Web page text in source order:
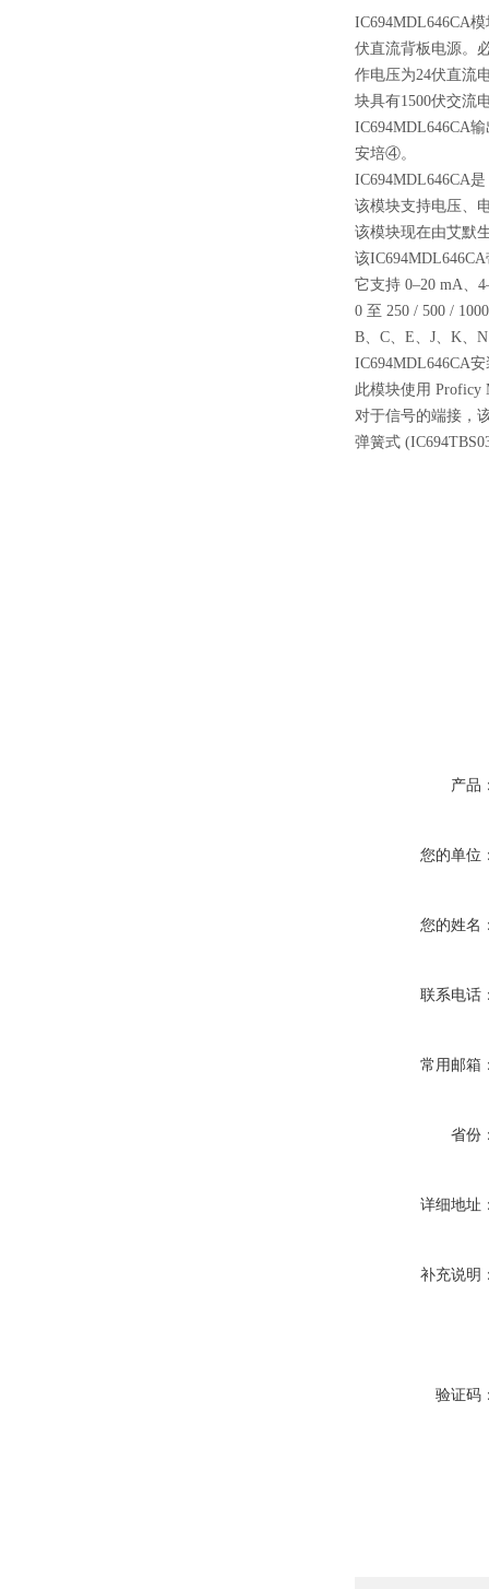
IC694MDL646CA模
伏直流背板电源。
作电压为24伏直流
块具有1500伏交流
IC694MDL646CA
安培④。
IC694MDL646CA
该模块支持电压、
该模块现在由艾默
该
它支持 0–20 mA、
0 至 250 / 500 /
B、C、E、J、K、
IC694MDL646CA
此模块使用 Proficy
对于信号的端接，
弹簧式
产品
您的单位
您的姓名
联系电话
常用邮箱
省份
详细地址
补充说明
验证码